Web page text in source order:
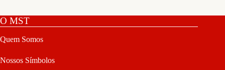
O MST
Quem Somos
Nossos Símbolos